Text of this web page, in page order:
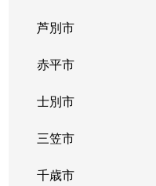
芦別市
赤平市
士別市
三笠市
千歳市